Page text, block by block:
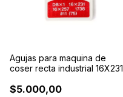
Agujas para maquina de
coser recta industrial 16X231
$5.000,00